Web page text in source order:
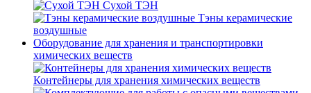
Сухой ТЭН
Тэны керамические
воздушные
Оборудование для хранения и транспортировки
химических веществ
Контейнеры для хранения химических веществ